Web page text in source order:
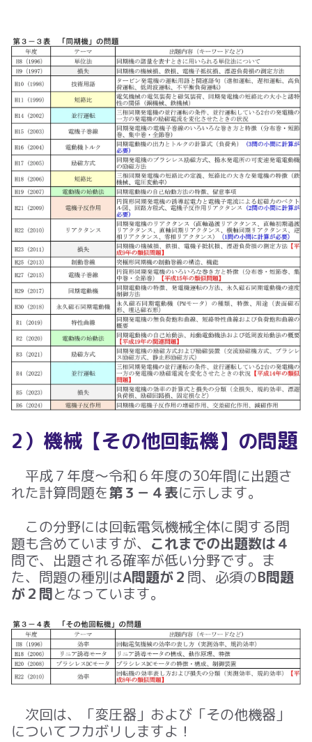
2）機械【その他回転機】の問題
平成７ 年度～令和 ６年度の30年間に出題さ
れた計算問題を第３－４表に示します。
この分野には回転電気機械全体に関する問
題も含めていますが、 これまでの出題数は４
問で、出題される確率が低い分野です。ま
た、問題の種別はA問題が２ 問、必須のB問題
が２問となっています。
次回は、「変圧器」および「その他機器」
についてフカボリしますよ！